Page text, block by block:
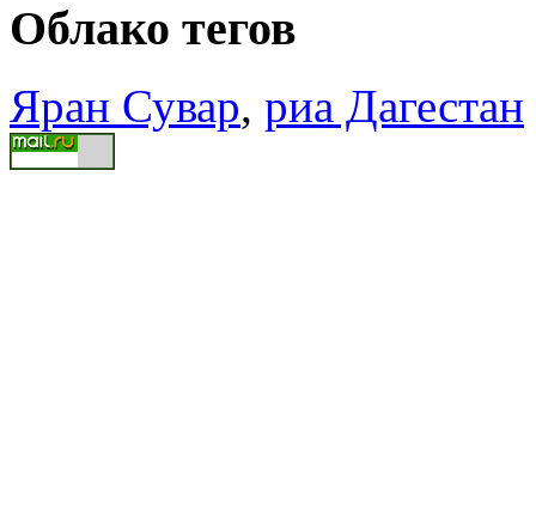
Облако тегов
Яран Сувар, риа Дагестан